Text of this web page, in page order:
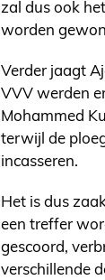
zal dus ook
worden
Verder jaagt
VVV werden
Mohammed
terwijl de
incasseren.
Het is dus
een treffer
gescoord,
verschillende